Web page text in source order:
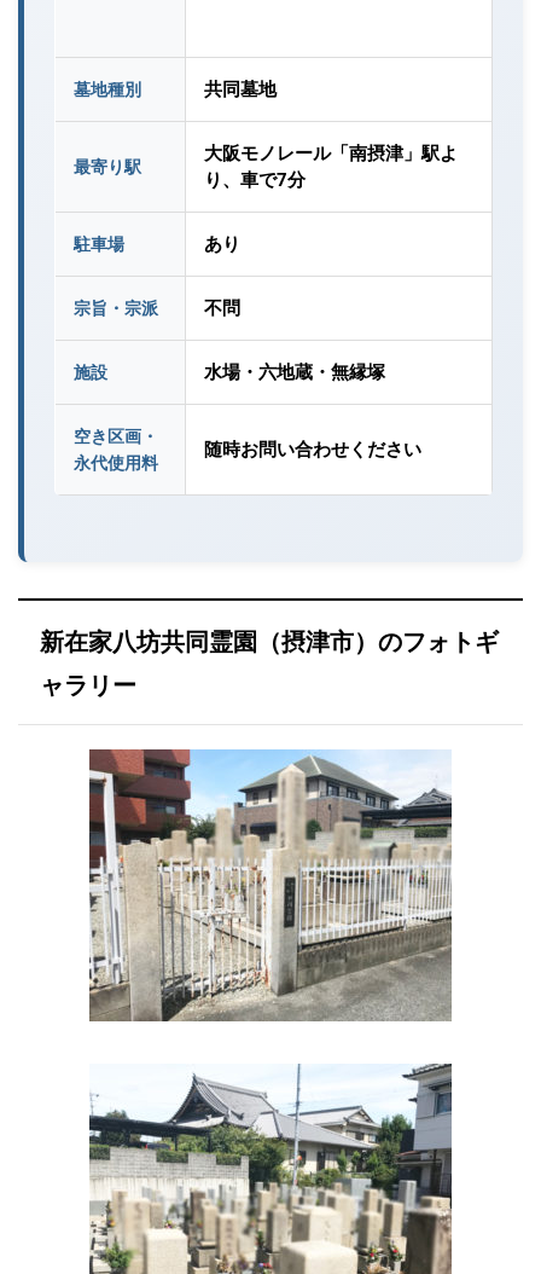
墓地種別 共同墓地
最寄り駅
大阪モノレール「南摂津」駅よ
り、車で7分
駐車場 あり
宗旨・宗派 不問
施設 水場・六地蔵・無縁塚
空き区画・
永代使用料
随時お問い合わせください
新在家八坊共同霊園（摂津市）のフォトギ
ャラリー